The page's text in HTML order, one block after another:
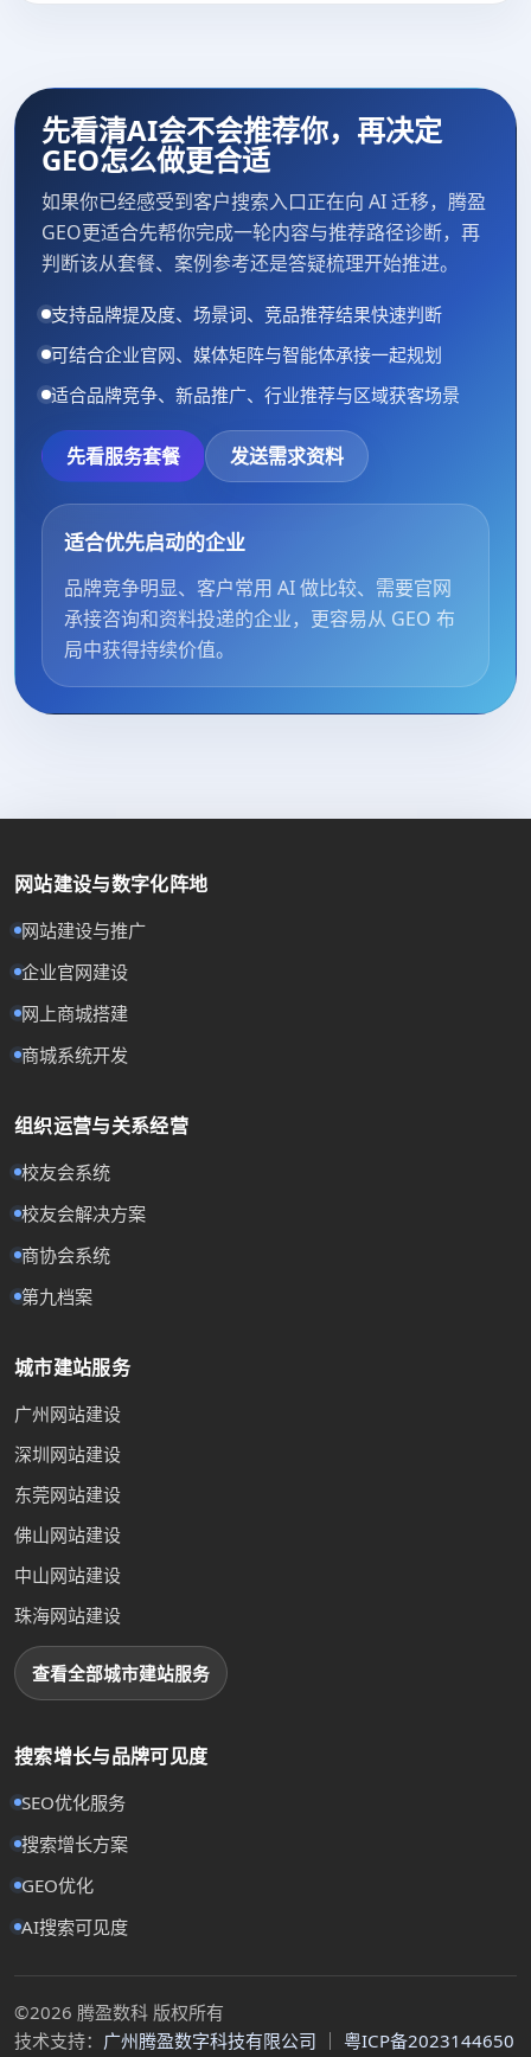
先看清AI会不会推荐你，再决定
GEO怎么做更合适
如果你已经感受到客户搜索入口正在向 AI 迁移，腾盈
GEO更适合先帮你完成一轮内容与推荐路径诊断，再
判断该从套餐、案例参考还是答疑梳理开始推进。
支持品牌提及度、场景词、竞品推荐结果快速判断
可结合企业官网、媒体矩阵与智能体承接一起规划
适合品牌竞争、新品推广、行业推荐与区域获客场景
先看服务套餐 发送需求资料
适合优先启动的企业
品牌竞争明显、客户常用 AI 做比较、需要官网
承接咨询和资料投递的企业，更容易从 GEO 布
局中获得持续价值。
网站建设与数字化阵地
网站建设与推广
企业官网建设
网上商城搭建
商城系统开发
组织运营与关系经营
校友会系统
校友会解决方案
商协会系统
第九档案
城市建站服务
广州网站建设
深圳网站建设
东莞网站建设
佛山网站建设
中山网站建设
珠海网站建设
查看全部城市建站服务
搜索增长与品牌可见度
SEO优化服务
搜索增长方案
GEO优化
AI搜索可见度
©2026 腾盈数科 版权所有
技术支持： 广州腾盈数字科技有限公司 ｜ 粤ICP备2023144650